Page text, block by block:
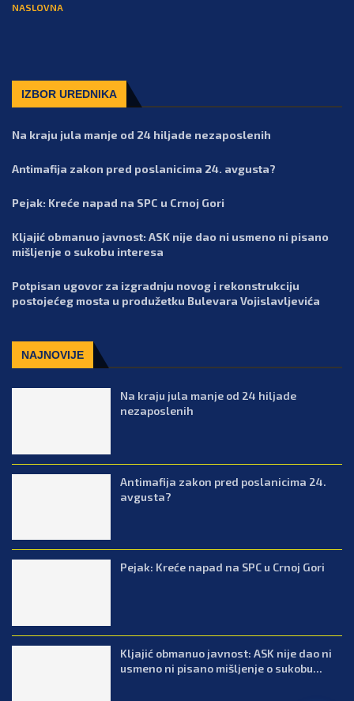
NASLOVNA
IZBOR UREDNIKA
Na kraju jula manje od 24 hiljade nezaposlenih
Antimafija zakon pred poslanicima 24. avgusta?
Pejak: Kreće napad na SPC u Crnoj Gori
Kljajić obmanuo javnost: ASK nije dao ni usmeno ni pisano
mišljenje o sukobu interesa
Potpisan ugovor za izgradnju novog i rekonstrukciju
postojećeg mosta u produžetku Bulevara Vojislavljevića
NAJNOVIJE
Na kraju jula manje od 24 hiljade
nezaposlenih
Antimafija zakon pred poslanicima 24.
avgusta?
Pejak: Kreće napad na SPC u Crnoj Gori
Kljajić obmanuo javnost: ASK nije dao ni
usmeno ni pisano mišljenje o sukobu...